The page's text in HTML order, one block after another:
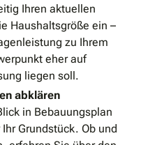
Ihren aktuellen
Haushaltsgröße ein –
zu Ihrem
eher auf
liegen soll.
abklären
in Bebauungsplan
Grundstück. Ob und